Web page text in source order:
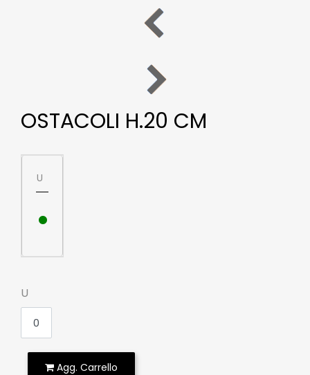
OSTACOLI H.20 CM
U
•
U
Agg. Carrello